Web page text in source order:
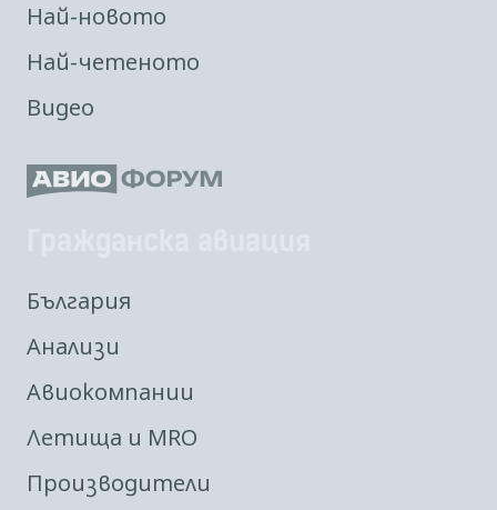
Най-новото
Най-четеното
Видео
България
Анализи
Авиокомпании
Летища и MRO
Производители